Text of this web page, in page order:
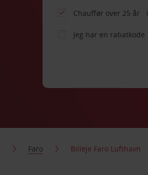
Chauffør over 25 år
Jeg har en rabatkode
Faro Billeje Faro Lufthavn